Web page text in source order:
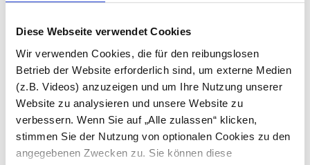
Diese Webseite verwendet Cookies
Wir verwenden Cookies, die für den reibungslosen
Betrieb der Website erforderlich sind, um externe Medien
(z.B. Videos) anzuzeigen und um Ihre Nutzung unserer
Website zu analysieren und unsere Website zu
verbessern. Wenn Sie auf „Alle zulassen“ klicken,
stimmen Sie der Nutzung von optionalen Cookies zu den
angegebenen Zwecken zu. Sie können diese
von ca. 3.500–4.500 Euro/m²
über 4.500–6.500 Euro/m²
(Bauträgerkonzepte)
bis 6.500–10.000 Euro/m²
(Luxusmarktkonzepte), in Einzelfällen
z. B. Penthouses über 10.000 Euro/m²
Bevölkerung aktuell: rund 11.000 Menschen
(Quelle: eigene Erhebungen)